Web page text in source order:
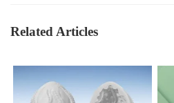
Related Articles